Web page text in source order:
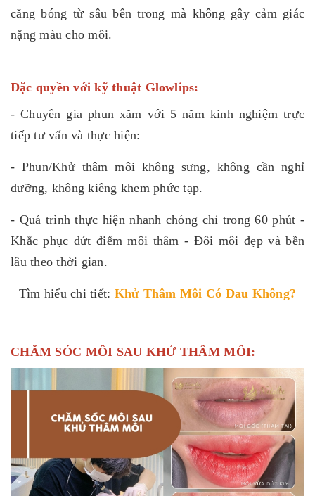
căng bóng từ sâu bên trong mà không gây cảm giác
nặng màu cho môi.
Đặc quyền với kỹ thuật Glowlips:
- Chuyên gia phun xăm với 5 năm kinh nghiệm trực
tiếp tư vấn và thực hiện:
- Phun/Khử thâm môi không sưng, không cần nghỉ
dưỡng, không kiêng khem phức tạp.
- Quá trình thực hiện nhanh chóng chỉ trong 60 phút -
Khắc phục dứt điểm môi thâm - Đôi môi đẹp và bền
lâu theo thời gian.
Tìm hiểu chi tiết: Khử Thâm Môi Có Đau Không?
CHĂM SÓC MÔI SAU KHỬ THÂM MÔI: